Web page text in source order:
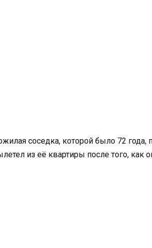
соседка, которой было 72 года,
из её квартиры после того,